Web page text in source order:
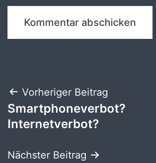
Beitragsnavigation
Vorheriger Beitrag
Smartphoneverbot?
Internetverbot?
Nächster Beitrag